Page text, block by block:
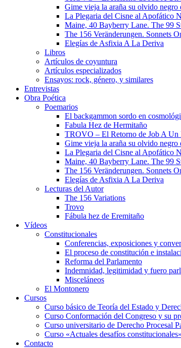
Gime vieja la araña su olvido negro
La Plegaria del Cisne al Apofático
Maine, 40 Bayberry Lane. The 99
The 156 Veränderungen. Sonnets
Elegías de Asfixia A La Deriva
Libros
Artículos de coyuntura
Artículos especializados
Ensayos: rock, género, y similares
Entrevistas
Obra Poética
Poemarios
El backgammon sordo en
Fabula Hez de Hermitaño
TROVO – El Retorno de Job A
Gime vieja la araña su olvido negro
La Plegaria del Cisne al Apofático
Maine, 40 Bayberry Lane. The 99
The 156 Veränderungen. Sonnets
Elegías de Asfixia A La Deriva
Lecturas del Autor
The 156 Variations
Trovo
Fábula hez de Eremitaño
Vídeos
Constitucionales
Conferencias, exposiciones y
El proceso de constitución e
Reforma del Parlamento
Indemnidad, legitimidad y fuero
Misceláneos
El Montonero
Cursos
Curso básico de Teoría del Estado y
Curso Conformación del Congreso y su
Curso universitario de Derecho Procesal
Curso «Actuales desafíos constitucionales»
Contacto